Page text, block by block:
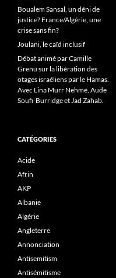
Boualem Sansal, un déni de
justice? France/Algérie, une
crise sans fin?
Joulani, le caïd inclusif
Débat animé par Camille
Grenu sur la libération des
otages israéliens par le Hamas.
Avec Lina Murr Nehmé, Aude
Soufi-Burridge et Jad Zahab.
CATÉGORIES
Acide
Afrin
AKP
Albanie
Algérie
Angleterre
Annonciation
Antisemitism
Antisémitisme